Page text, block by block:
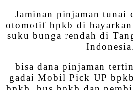
Jaminan pinjaman tunai
otomotif bpkb di bayarkan
suku bunga rendah di
Indonesia.
bisa dana pinjaman
gadai Mobil Pick UP